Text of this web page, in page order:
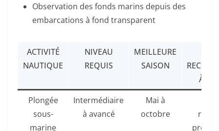
Observation des fonds marins depuis des
embarcations à fond transparent
ACTIVITÉ
NAUTIQUE
NIVEAU
REQUIS
MEILLEURE
SAISON
À
Plongée
sous-
marine
Intermédiaire
à avancé
Mai à
octobre